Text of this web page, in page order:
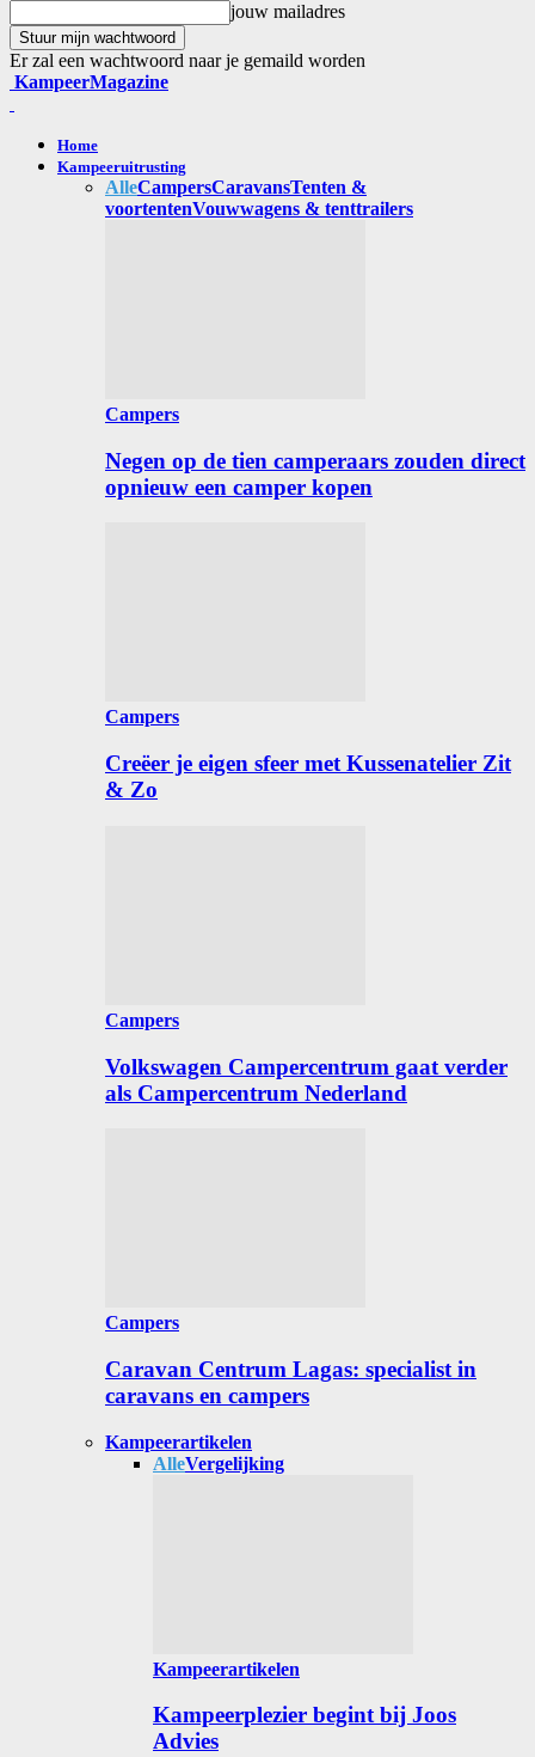
jouw mailadres
Er zal een wachtwoord naar je gemaild worden
KampeerMagazine
Home
Kampeeruitrusting
AlleCampersCaravansTenten &
voortentenVouwwagens & tenttrailers
Campers
Negen op de tien camperaars zouden direct
opnieuw een camper kopen
Campers
Creëer je eigen sfeer met Kussenatelier Zit
& Zo
Campers
Volkswagen Campercentrum gaat verder
als Campercentrum Nederland
Campers
Caravan Centrum Lagas: specialist in
caravans en campers
Kampeerartikelen
AlleVergelijking
Kampeerartikelen
Kampeerplezier begint bij Joos
Advies